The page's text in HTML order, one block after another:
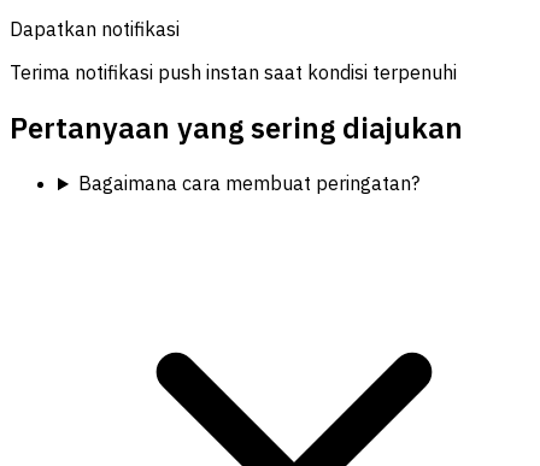
Dapatkan notifikasi
Terima notifikasi push instan saat kondisi terpenuhi
Pertanyaan yang sering diajukan
Bagaimana cara membuat peringatan?